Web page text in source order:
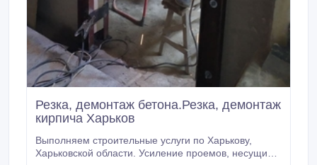
Резка, демонтаж бетона.Резка, демонтаж
кирпича Харьков
Выполняем строительные услуги по Харькову,
Харьковской области. Усиление проемов, несущих